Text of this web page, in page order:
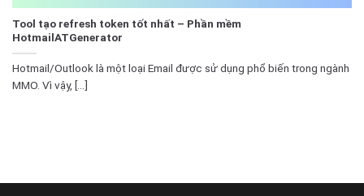
Tool tạo refresh token tốt nhất – Phần mềm
HotmailATGenerator
Hotmail/Outlook là một loại Email được sử dụng phổ biến trong ngành
MMO. Vì vậy, [...]